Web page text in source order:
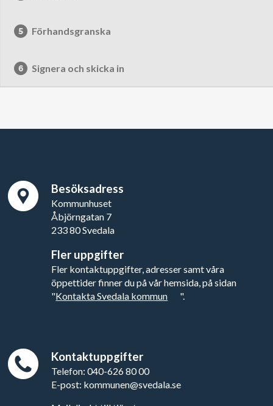
Förhandsgranska
Signera och skicka in
Besöksadress
Kommunhuset
Åbjörngatan 7
233 80 Svedala
Fler uppgifter
Fler kontaktuppgifter, adresser samt våra
öppettider finner du på vår hemsida, på sidan
"Kontakta Svedala kommun ".
Kontaktuppgifter
Telefon: 040-626 80 00
E-post: kommunen@svedala.se